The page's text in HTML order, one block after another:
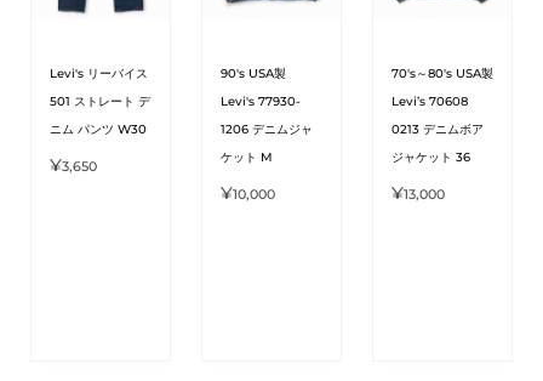
Levi's リーバイス
501 ストレート デ
ニム パンツ W30
¥3,650
90's USA製
Levi's 77930-
1206 デニムジャ
ケット M
¥10,000
70's～80's USA製
Levi’s 70608
0213 デニムボア
ジャケット 36
¥13,000